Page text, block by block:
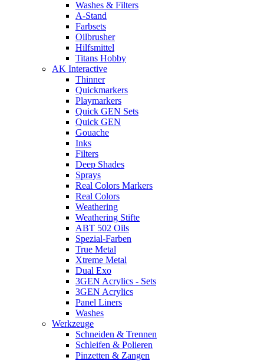
Washes & Filters
A-Stand
Farbsets
Oilbrusher
Hilfsmittel
Titans Hobby
AK Interactive
Thinner
Quickmarkers
Playmarkers
Quick GEN Sets
Quick GEN
Gouache
Inks
Filters
Deep Shades
Sprays
Real Colors Markers
Real Colors
Weathering
Weathering Stifte
ABT 502 Oils
Spezial-Farben
True Metal
Xtreme Metal
Dual Exo
3GEN Acrylics - Sets
3GEN Acrylics
Panel Liners
Washes
Werkzeuge
Schneiden & Trennen
Schleifen & Polieren
Pinzetten & Zangen